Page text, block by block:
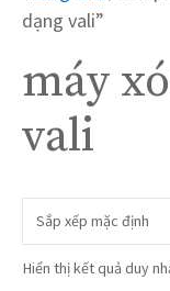
dạng vali”
máy
vali
Hiển thị kết quả duy